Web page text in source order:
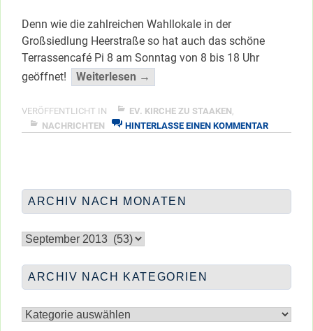
Denn wie die zahlreichen Wahllokale in der
Großsiedlung Heerstraße so hat auch das schöne
Terrassencafé Pi 8 am Sonntag von 8 bis 18 Uhr
geöffnet!
Weiterlesen →
haben
die
VERÖFFENTLICHT IN EV. KIRCHE ZU STAAKEN,
NACHRICHTEN
HINTERLASSE EINEN KOMMENTARZU
WAHL
ARCHIV NACH MONATEN
nach
ARCHIV NACH KATEGORIEN
nach